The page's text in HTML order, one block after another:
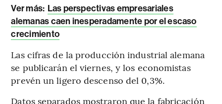
Ver más: Las perspectivas empresariales
alemanas caen inesperadamente por el escaso
crecimiento
Las cifras de la producción industrial alemana
se publicarán el viernes, y los economistas
prevén un ligero descenso del 0,3%.
Datos separados mostraron que la fabricación